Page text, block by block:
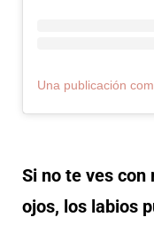
Si no te ves con
ojos, los labios